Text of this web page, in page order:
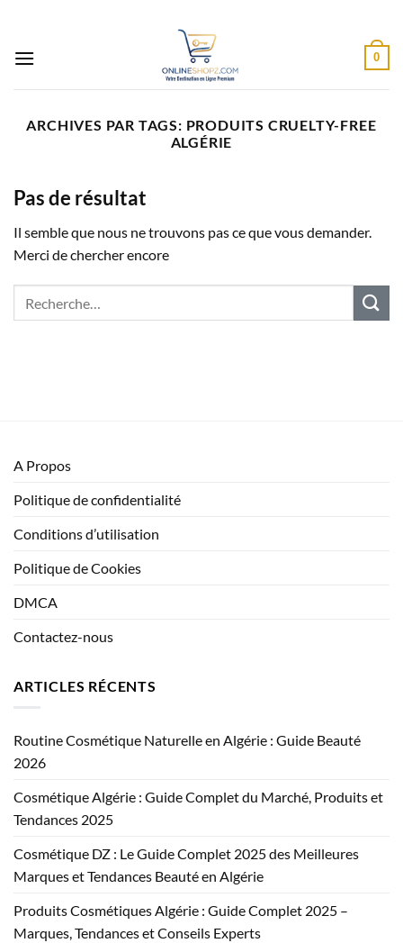
contenu
0
ARCHIVES PAR TAGS: PRODUITS CRUELTY-FREE
ALGÉRIE
Pas de résultat
Il semble que nous ne trouvons pas ce que vous demander.
Merci de chercher encore
A Propos
Politique de confidentialité
Conditions d’utilisation
Politique de Cookies
DMCA
Contactez-nous
ARTICLES RÉCENTS
Routine Cosmétique Naturelle en Algérie : Guide Beauté
2026
Cosmétique Algérie : Guide Complet du Marché, Produits et
Tendances 2025
Cosmétique DZ : Le Guide Complet 2025 des Meilleures
Marques et Tendances Beauté en Algérie
Produits Cosmétiques Algérie : Guide Complet 2025 –
Marques, Tendances et Conseils Experts